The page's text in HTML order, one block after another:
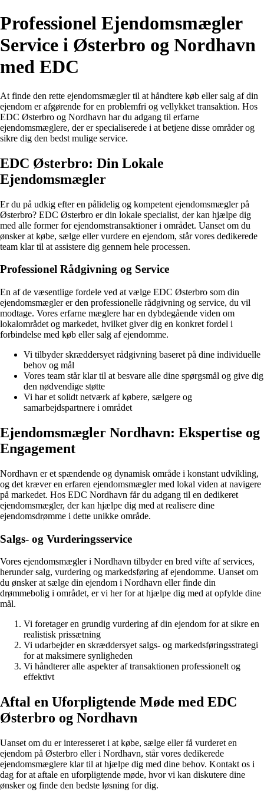
Professionel Ejendomsmægler
Service i Østerbro og Nordhavn
med EDC
At finde den rette ejendomsmægler til at håndtere køb eller salg af din
ejendom er afgørende for en problemfri og vellykket transaktion. Hos
EDC Østerbro og Nordhavn har du adgang til erfarne
ejendomsmæglere, der er specialiserede i at betjene disse områder og
sikre dig den bedst mulige service.
EDC Østerbro: Din Lokale
Ejendomsmægler
Er du på udkig efter en pålidelig og kompetent ejendomsmægler på
Østerbro? EDC Østerbro er din lokale specialist, der kan hjælpe dig
med alle former for ejendomstransaktioner i området. Uanset om du
ønsker at købe, sælge eller vurdere en ejendom, står vores dedikerede
team klar til at assistere dig gennem hele processen.
Professionel Rådgivning og Service
En af de væsentlige fordele ved at vælge EDC Østerbro som din
ejendomsmægler er den professionelle rådgivning og service, du vil
modtage. Vores erfarne mæglere har en dybdegående viden om
lokalområdet og markedet, hvilket giver dig en konkret fordel i
forbindelse med køb eller salg af ejendomme.
Vi tilbyder skræddersyet rådgivning baseret på dine individuelle
behov og mål
Vores team står klar til at besvare alle dine spørgsmål og give dig
den nødvendige støtte
Vi har et solidt netværk af købere, sælgere og
samarbejdspartnere i området
Ejendomsmægler Nordhavn: Ekspertise og
Engagement
Nordhavn er et spændende og dynamisk område i konstant udvikling,
og det kræver en erfaren ejendomsmægler med lokal viden at navigere
på markedet. Hos EDC Nordhavn får du adgang til en dedikeret
ejendomsmægler, der kan hjælpe dig med at realisere dine
ejendomsdrømme i dette unikke område.
Salgs- og Vurderingsservice
Vores ejendomsmægler i Nordhavn tilbyder en bred vifte af services,
herunder salg, vurdering og markedsføring af ejendomme. Uanset om
du ønsker at sælge din ejendom i Nordhavn eller finde din
drømmebolig i området, er vi her for at hjælpe dig med at opfylde dine
mål.
Vi foretager en grundig vurdering af din ejendom for at sikre en
realistisk prissætning
Vi udarbejder en skræddersyet salgs- og markedsføringsstrategi
for at maksimere synligheden
Vi håndterer alle aspekter af transaktionen professionelt og
effektivt
Aftal en Uforpligtende Møde med EDC
Østerbro og Nordhavn
Uanset om du er interesseret i at købe, sælge eller få vurderet en
ejendom på Østerbro eller i Nordhavn, står vores dedikerede
ejendomsmæglere klar til at hjælpe dig med dine behov. Kontakt os i
dag for at aftale en uforpligtende møde, hvor vi kan diskutere dine
ønsker og finde den bedste løsning for dig.